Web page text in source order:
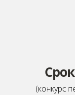
буровой,
(конкурс